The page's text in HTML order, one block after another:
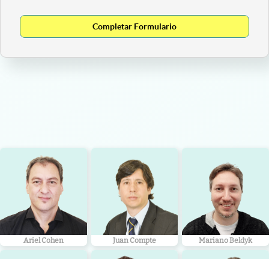
Completar Formulario
Ariel Cohen Juan Compte Mariano Beldyk